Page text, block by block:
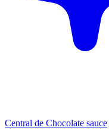
Central de Chocolate sauce